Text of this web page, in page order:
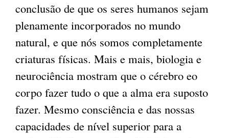
conclusão de que os seres humanos sejam
plenamente incorporados no mundo
natural, e que nós somos completamente
criaturas físicas. Mais e mais, biologia e
neurociência mostram que o cérebro eo
corpo fazer tudo o que a alma era suposto
fazer. Mesmo consciência e das nossas
capacidades de nível superior para a